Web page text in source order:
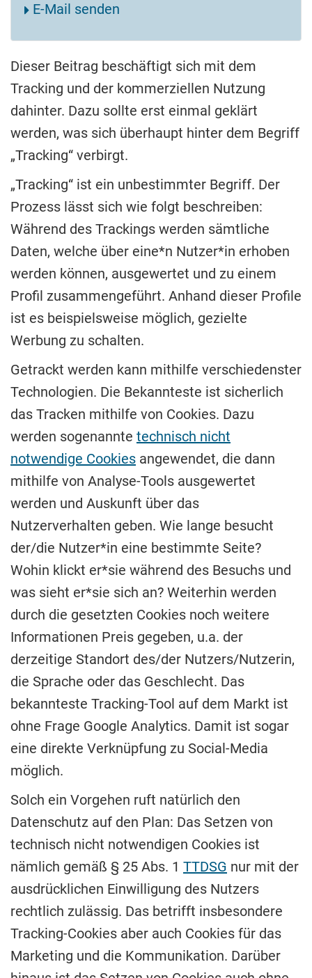
E-Mail senden
Dieser Beitrag beschäftigt sich mit dem
Tracking und der kommerziellen Nutzung
dahinter. Dazu sollte erst einmal geklärt
werden, was sich überhaupt hinter dem Begriff
„Tracking“ verbirgt.
„Tracking“ ist ein unbestimmter Begriff. Der
Prozess lässt sich wie folgt beschreiben:
Während des Trackings werden sämtliche
Daten, welche über eine*n Nutzer*in erhoben
werden können, ausgewertet und zu einem
Profil zusammengeführt. Anhand dieser Profile
ist es beispielsweise möglich, gezielte
Werbung zu schalten.
Getrackt werden kann mithilfe verschiedenster
Technologien. Die Bekannteste ist sicherlich
das Tracken mithilfe von Cookies. Dazu
werden sogenannte technisch nicht
notwendige Cookies angewendet, die dann
mithilfe von Analyse-Tools ausgewertet
werden und Auskunft über das
Nutzerverhalten geben. Wie lange besucht
der/die Nutzer*in eine bestimmte Seite?
Wohin klickt er*sie während des Besuchs und
was sieht er*sie sich an? Weiterhin werden
durch die gesetzten Cookies noch weitere
Informationen Preis gegeben, u.a. der
derzeitige Standort des/der Nutzers/Nutzerin,
die Sprache oder das Geschlecht. Das
bekannteste Tracking-Tool auf dem Markt ist
ohne Frage Google Analytics. Damit ist sogar
eine direkte Verknüpfung zu Social-Media
möglich.
Solch ein Vorgehen ruft natürlich den
Datenschutz auf den Plan: Das Setzen von
technisch nicht notwendigen Cookies ist
nämlich gemäß § 25 Abs. 1 TTDSG nur mit der
ausdrücklichen Einwilligung des Nutzers
rechtlich zulässig. Das betrifft insbesondere
Tracking-Cookies aber auch Cookies für das
Marketing und die Kommunikation. Darüber